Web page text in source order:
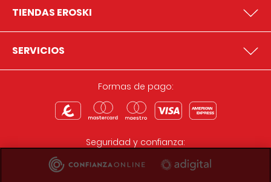
TIENDAS EROSKI
SERVICIOS
Formas de pago:
Seguridad y confianza: